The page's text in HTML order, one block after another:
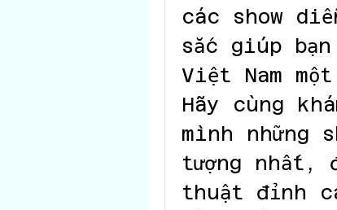
các show
sắc giúp
Việt Nam
Hãy cùng
mình những
tượng nhất,
thuật đỉnh